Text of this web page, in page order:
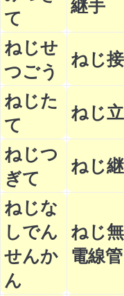
て
継手
ねじせ
つごう
ねじ
ねじた
て
ねじ
ねじつ
ぎて
ねじ
ねじな
しでん
せんか
ん
ねじ
電線管